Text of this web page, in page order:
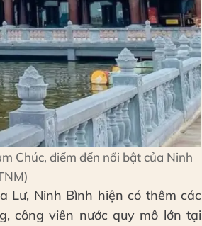
Chúc, điểm đến nổi bật của Ninh
Lư, Ninh Bình hiện có thêm các
công viên nước quy mô lớn tại